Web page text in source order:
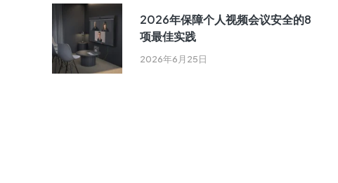
2026年6月25日
2026年保障个人视频会议安全的8
项最佳实践